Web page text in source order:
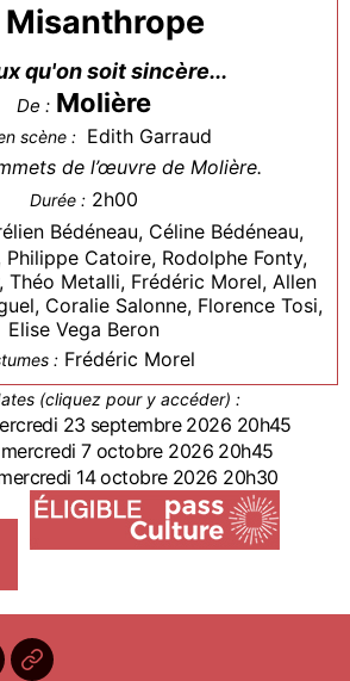
Misanthrope
qu'on soit sincère...
De : Molière
scène : Edith Garraud
de l’œuvre de Molière.
Durée : 2h00
Bédéneau, Céline Bédéneau,
Philippe Catoire, Rodolphe Fonty,
Théo Metalli, Frédéric Morel, Allen
Coralie Salonne, Florence Tosi,
Elise Vega Beron
: Frédéric Morel
(cliquez pour y accéder) :
23 septembre 2026 20h45
7 octobre 2026 20h45
14 octobre 2026 20h30
BilletReduc